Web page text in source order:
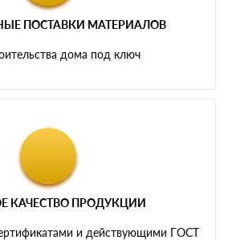
ПОСТАВКИ МАТЕРИАЛОВ
дома под ключ
КАЧЕСТВО ПРОДУКЦИИ
и действующими ГОСТ